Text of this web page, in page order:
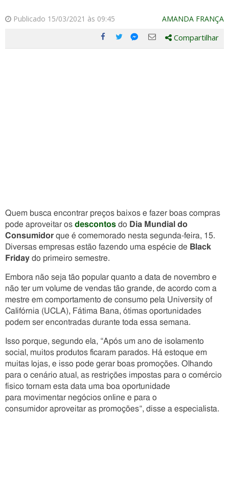
Publicado 15/03/2021 às 09:45 AMANDA FRANÇA
Compartilhe
Compartilhe
Compartilhe
Compartilhe
Compartilhar
Quem busca encontrar preços baixos e fazer boas compras
pode aproveitar os descontos do Dia Mundial do
Consumidor que é comemorado nesta segunda-feira, 15.
Diversas empresas estão fazendo uma espécie de Black
Friday do primeiro semestre.
Embora não seja tão popular quanto a data de novembro e
não ter um volume de vendas tão grande, de acordo com a
mestre em comportamento de consumo pela University of
Califórnia (UCLA), Fátima Bana, ótimas oportunidades
podem ser encontradas durante toda essa semana.
Isso porque, segundo ela, “Após um ano de isolamento
social, muitos produtos ficaram parados. Há estoque em
muitas lojas, e isso pode gerar boas promoções. Olhando
para o cenário atual, as restrições impostas para o comércio
físico tornam esta data uma boa oportunidade
para movimentar negócios online e para o
consumidor aproveitar as promoções“, disse a especialista.